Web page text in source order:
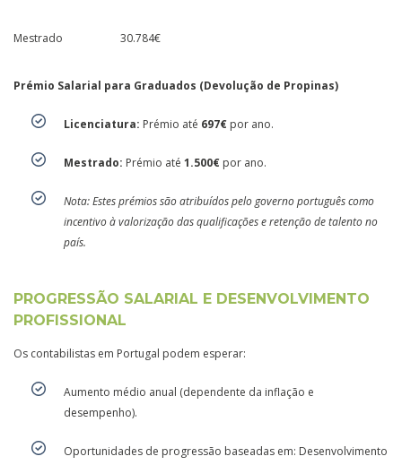
Mestrado 30.784€
Prémio Salarial para Graduados (Devolução de Propinas)
Licenciatura: Prémio até 697€ por ano.
Mestrado: Prémio até 1.500€ por ano.
Nota: Estes prémios são atribuídos pelo governo português como
incentivo à valorização das qualificações e retenção de talento no
país.
PROGRESSÃO SALARIAL E DESENVOLVIMENTO
PROFISSIONAL
Os contabilistas em Portugal podem esperar:
Aumento médio anual (dependente da inflação e
desempenho).
Oportunidades de progressão baseadas em: Desenvolvimento